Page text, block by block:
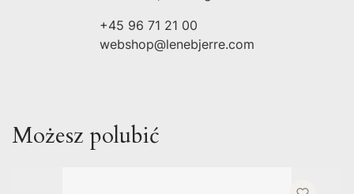
+45 96 71 21 00
webshop@lenebjerre.com
Możesz polubić